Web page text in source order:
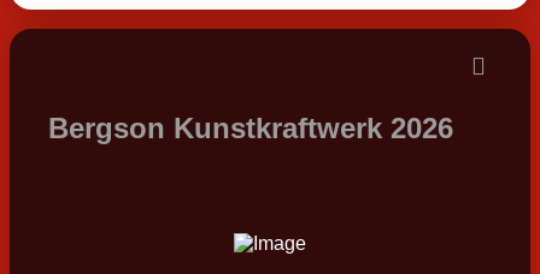
Bergson Kunstkraftwerk 2026